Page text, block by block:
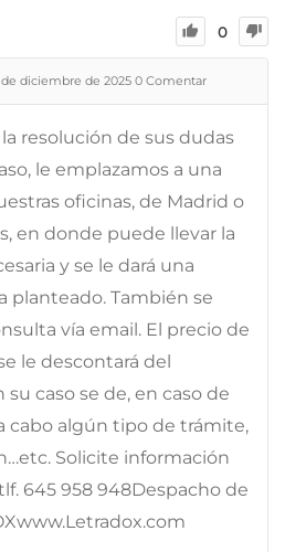
0
diciembre de 2025 0 Comentar
resolución de sus dudas
le emplazamos a una
oficinas, de Madrid o
en donde puede llevar la
y se le dará una
planteado. También se
vía email. El precio de
le descontará del
caso se de, en caso de
cabo algún tipo de trámite,
Solicite información
645 958 948Despacho de